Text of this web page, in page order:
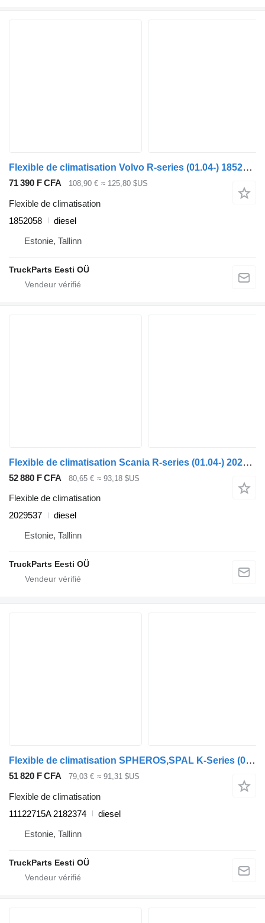
Flexible de climatisation Volvo R-series (01.04-) 1852058 pour bus Scania P,G,R,T-series (2004-2017)
71 390 F CFA 108,90 € ≈ 125,80 $US
Flexible de climatisation
1852058
diesel
Estonie, Tallinn
TruckParts Eesti OÜ
Flexible de climatisation Scania R-series (01.04-) 2029537 pour bus Scania P,G,R,T-series (2004-2017)
52 880 F CFA 80,65 € ≈ 93,18 $US
Flexible de climatisation
2029537
diesel
Estonie, Tallinn
TruckParts Eesti OÜ
Flexible de climatisation SPHEROS,SPAL K-Series (01.12-) 11122715A pour Scania K,N,F-series bus (2006-)
51 820 F CFA 79,03 € ≈ 91,31 $US
Flexible de climatisation
11122715A 2182374
diesel
Estonie, Tallinn
TruckParts Eesti OÜ